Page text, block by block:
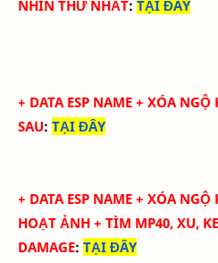
NHÌN THỨ NHẤT: TẠI ĐÂY
+ DATA ESP NAME + XÓA
SAU: TẠI ĐÂY
+ DATA ESP NAME + XÓA
HOẠT ẢNH + TÌM MP40, XU,
DAMAGE: TẠI ĐÂY